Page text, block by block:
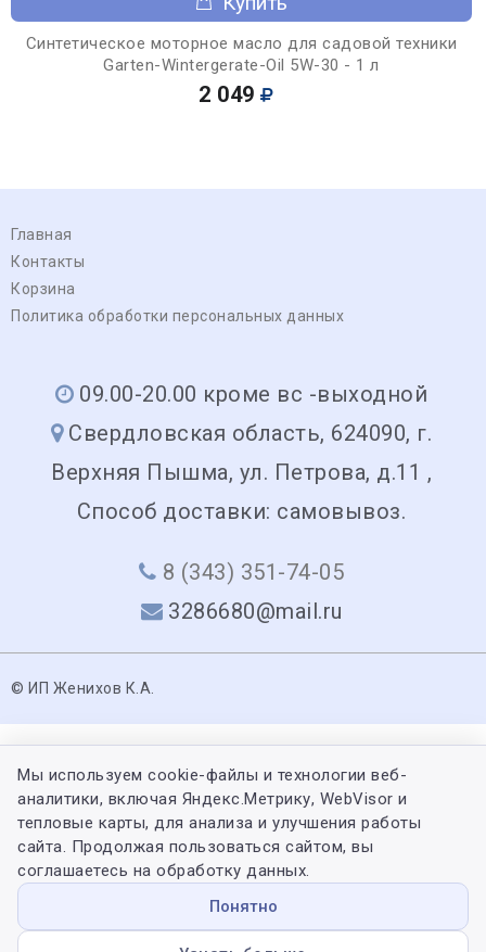
Синтетическое моторное масло для садовой техники
Garten-Wintergerate-Oil 5W-30 - 1 л
2 049
Главная
Контакты
Корзина
Политика обработки персональных данных
09.00-20.00 кроме вс -выходной
Свердловская область, 624090, г.
Верхняя Пышма, ул. Петрова, д.11 ,
Способ доставки: самовывоз.
8 (343) 351-74-05
3286680@mail.ru
© ИП Женихов К.А.
Мы используем cookie-файлы и технологии веб-
аналитики, включая Яндекс.Метрику, WebVisor и
тепловые карты, для анализа и улучшения работы
сайта. Продолжая пользоваться сайтом, вы
соглашаетесь на обработку данных.
Понятно